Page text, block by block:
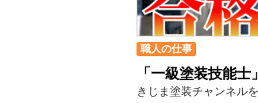
職人の仕事